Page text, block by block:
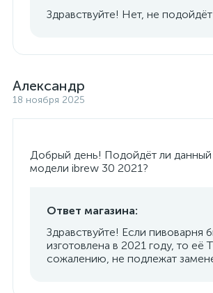
Здравствуйте! Нет, не подойдёт
Александр
18 ноября 2025
Добрый день! Подойдёт ли данный
модели ibrew 30 2021?
Ответ магазина:
Здравствуйте! Если пивоварня
изготовлена в 2021 году, то её
сожалению, не подлежат